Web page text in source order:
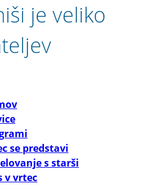
je veliko
se predstavi
s starši
v vrtec